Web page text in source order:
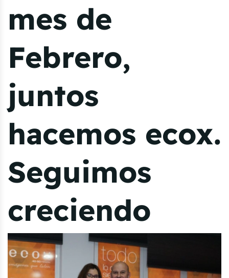
mes de
Febrero,
juntos
hacemos ecox.
Seguimos
creciendo